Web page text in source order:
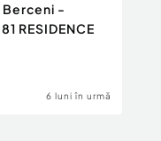
-
RESIDENCE
6 luni în urmă